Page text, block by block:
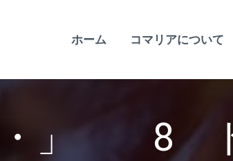
ホーム コマリアについて
・」 8